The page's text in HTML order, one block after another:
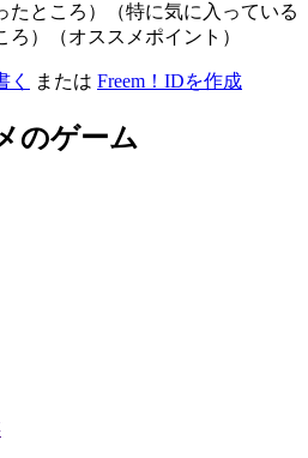
たところ）（特に気に入っている
）（オススメポイント）
く または Freem！IDを作成
のゲーム